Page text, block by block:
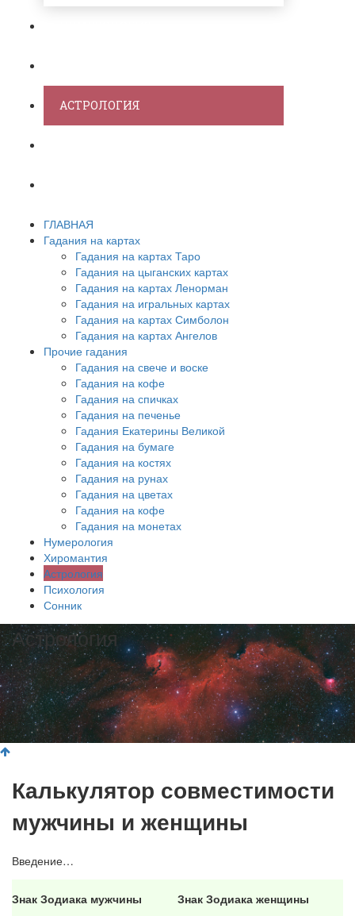
АСТРОЛОГИЯ
ГЛАВНАЯ
Гадания на картах
Гадания на картах Таро
Гадания на цыганских картах
Гадания на картах Ленорман
Гадания на игральных картах
Гадания на картах Симболон
Гадания на картах Ангелов
Прочие гадания
Гадания на свече и воске
Гадания на кофе
Гадания на спичках
Гадания на печенье
Гадания Екатерины Великой
Гадания на бумаге
Гадания на костях
Гадания на рунах
Гадания на цветах
Гадания на кофе
Гадания на монетах
Нумерология
Хиромантия
Астрология
Психология
Сонник
Астрология
Калькулятор совместимости
мужчины и женщины
Введение…
Знак Зодиака мужчины
Знак Зодиака женщины